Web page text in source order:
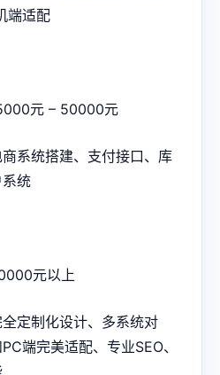
端适配
元 – 50000元
商系统搭建、支付接口、库
统
元以上
全定制化设计、多系统对
端完美适配、专业SEO、